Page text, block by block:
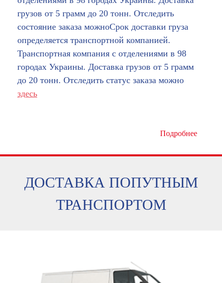
грузов от 5 грамм до 20 тонн. Отследить
состояние заказа можноСрок доставки груза
определяется транспортной компанией.
Транспортная компания с отделениями в 98
городах Украины. Доставка грузов от 5 грамм
до 20 тонн. Отследить статус заказа можно
здесь
Подробнее
ДОСТАВКА ПОПУТНЫМ
ТРАНСПОРТОМ